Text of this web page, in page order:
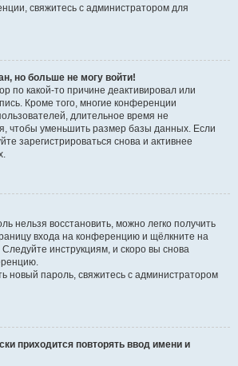
свяжитесь с администратором для
но больше не могу войти!
по какой-то причине деактивировал или
Кроме того, многие конференции
длительное время не
чтобы уменьшить размер базы данных. Если
зарегистрироваться снова и активнее
нельзя восстановить, можно легко получить
входа на конференцию и щёлкните на
Следуйте инструкциям, и скоро вы снова
новый пароль, свяжитесь с администратором
приходится повторять ввод имени и